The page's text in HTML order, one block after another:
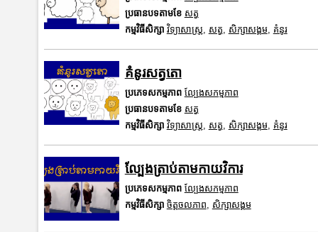
ប្រធានបទតាមខែ សត្វ
កម្មវិធីសិក្សា វិទ្យាសាស្រ្ត សត្វ សិក្សាសង្គម, គំនូរ
គំនូរសត្វតោ
ប្រភេទសកម្មភាព ល្បែងសកម្មភាព
ប្រធានបទតាមខែ សត្វ
កម្មវិធីសិក្សា វិទ្យាសាស្រ្ត សត្វ សិក្សាសង្គម, គំនូរ
ល្បែងត្រាប់តាមកាយវិការ
ប្រភេទសកម្មភាព ល្បែងសកម្មភាព
កម្មវិធីសិក្សា ចិត្តចលភាព សិក្សាសង្គម